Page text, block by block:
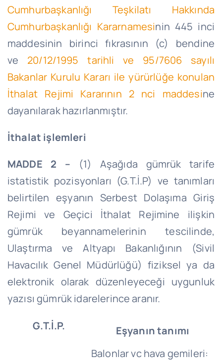
Cumhurbaşkanlığı Teşkilatı Hakkında
Cumhurbaşkanlığı Kararnamesinin 445 inci
maddesinin birinci fıkrasının (c) bendine
ve 20/12/1995 tarihli ve 95/7606 sayılı
Bakanlar Kurulu Kararı ile yürürlüğe konulan
İthalat Rejimi Kararının 2 nci maddesine
dayanılarak hazırlanmıştır.
İthalat işlemleri
MADDE 2 – (1) Aşağıda gümrük tarife
istatistik pozisyonları (G.T.İ.P) ve tanımları
belirtilen eşyanın Serbest Dolaşıma Giriş
Rejimi ve Geçici İthalat Rejimine ilişkin
gümrük beyannamelerinin tescilinde,
Ulaştırma ve Altyapı Bakanlığının (Sivil
Havacılık Genel Müdürlüğü) fiziksel ya da
elektronik olarak düzenleyeceği uygunluk
yazısı gümrük idarelerince aranır.
G.T.İ.P. Eşyanın tanımı
Balonlar vc hava gemileri: